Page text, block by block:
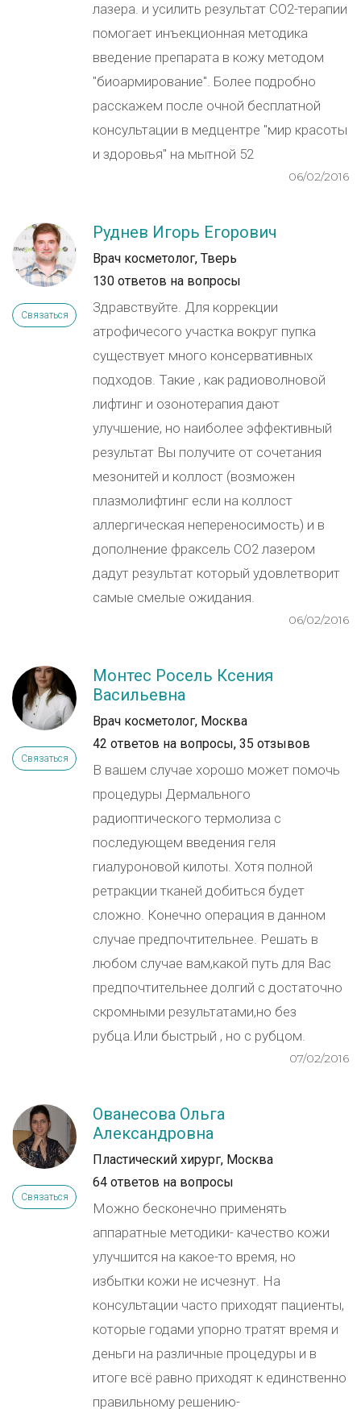
лазера. и усилить результат СО2-терапии
помогает инъекционная методика
введение препарата в кожу методом
"биоармирование". Более подробно
расскажем после очной бесплатной
консультации в медцентре "мир красоты
и здоровья" на мытной 52
06/02/2016
Связаться
Руднев Игорь Егорович
Врач косметолог, Тверь
130 ответов на вопросы
Здравствуйте. Для коррекции
атрофичесого участка вокруг пупка
существует много консервативных
подходов. Такие , как радиоволновой
лифтинг и озонотерапия дают
улучшение, но наиболее эффективный
результат Вы получите от сочетания
мезонитей и коллост (возможен
плазмолифтинг если на коллост
аллергическая непереносимость) и в
дополнение фраксель СО2 лазером
дадут результат который удовлетворит
самые смелые ожидания.
06/02/2016
Связаться
Монтес Росель Ксения
Васильевна
Врач косметолог, Москва
42 ответов на вопросы, 35 отзывов
В вашем случае хорошо может помочь
процедуры Дермального
радиоптического термолиза с
последующем введения геля
гиалуроновой килоты. Хотя полной
ретракции тканей добиться будет
сложно. Конечно операция в данном
случае предпочтительнее. Решать в
любом случае вам,какой путь для Вас
предпочтительнее долгий с достаточно
скромными результатами,но без
рубца.Или быстрый , но с рубцом.
07/02/2016
Связаться
Ованесова Ольга
Александровна
Пластический хирург, Москва
64 ответов на вопросы
Можно бесконечно применять
аппаратные методики- качество кожи
улучшится на какое-то время, но
избытки кожи не исчезнут. На
консультации часто приходят пациенты,
которые годами упорно тратят время и
деньги на различные процедуры и в
итоге всё равно приходят к единственно
правильному решению-